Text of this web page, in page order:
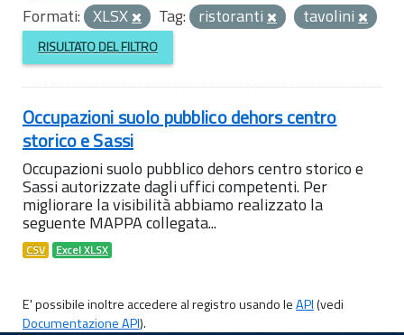
Formati: XLSX Tag: ristoranti tavolini
RISULTATO DEL FILTRO
Occupazioni suolo pubblico dehors centro
storico e Sassi
Occupazioni suolo pubblico dehors centro storico e
Sassi autorizzate dagli uffici competenti. Per
migliorare la visibilità abbiamo realizzato la
seguente MAPPA collegata...
CSV Excel XLSX
E' possibile inoltre accedere al registro usando leAPI(vedi
Documentazione API).